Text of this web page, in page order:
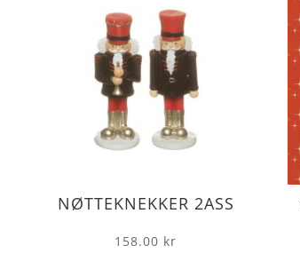
NØTTEKNEKKER 2ASS
158.00 kr